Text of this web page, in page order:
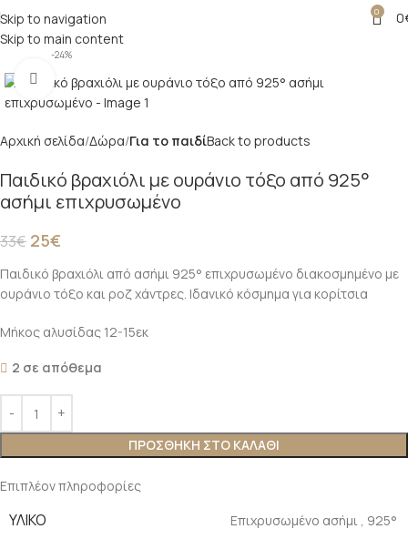
Skip to navigation
Skip to main content
0 0
-24%
Click to enlarge
Αρχική σελίδα Δώρα Για το παιδίBack to products
Παιδικό βραχιόλι με ουράνιο τόξο από 925°
ασήμι επιχρυσωμένο
33€ 25€
Παιδικό βραχιόλι από ασήμι 925° επιχρυσωμένο διακοσμημένο με
ουράνιο τόξο και ροζ χάντρες. Ιδανικό κόσμημα για κορίτσια
Μήκος αλυσίδας 12-15εκ
2 σε απόθεμα
ΠΡΟΣΘΉΚΗ ΣΤΟ ΚΑΛΆΘΙ
Επιπλέον πληροφορίες
ΥΛΙΚΌ Επιχρυσωμένο ασήμι , 925°